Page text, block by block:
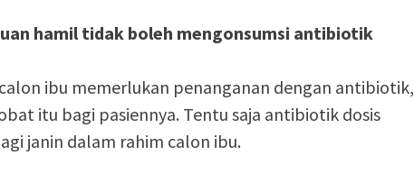
hamil tidak boleh mengonsumsi antibiotik
ibu memerlukan penanganan dengan antibiotik,
itu bagi pasiennya. Tentu saja antibiotik dosis
janin dalam rahim calon ibu.